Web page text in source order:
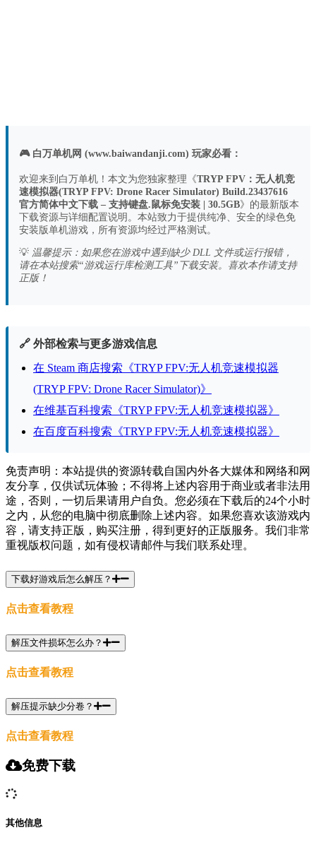
🎮 白万单机网 (www.baiwandanji.com) 玩家必看：
欢迎来到白万单机！本文为您独家整理《TRYP FPV：无人机竞
速模拟器(TRYP FPV: Drone Racer Simulator) Build.23437616
官方简体中文下载 – 支持键盘.鼠标免安装 | 30.5GB》的最新版本
下载资源与详细配置说明。本站致力于提供纯净、安全的绿色免
安装版单机游戏，所有资源均经过严格测试。
💡 温馨提示：如果您在游戏中遇到缺少 DLL 文件或运行报错，
请在本站搜索“游戏运行库检测工具”下载安装。喜欢本作请支持
正版！
🔗 外部检索与更多游戏信息
在 Steam 商店搜索《TRYP FPV:无人机竞速模拟器
(TRYP FPV: Drone Racer Simulator)》
在维基百科搜索《TRYP FPV:无人机竞速模拟器》
在百度百科搜索《TRYP FPV:无人机竞速模拟器》
免责声明：本站提供的资源转载自国内外各大媒体和网络和网
友分享，仅供试玩体验；不得将上述内容用于商业或者非法用
途，否则，一切后果请用户自负。您必须在下载后的24个小时
之内，从您的电脑中彻底删除上述内容。如果您喜欢该游戏内
容，请支持正版，购买注册，得到更好的正版服务。我们非常
重视版权问题，如有侵权请邮件与我们联系处理。
下载好游戏后怎么解压？
点击查看教程
解压文件损坏怎么办？
点击查看教程
解压提示缺少分卷？
点击查看教程
免费下载
其他信息